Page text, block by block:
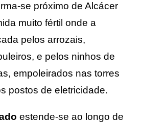
se próximo de Alcácer
muito fértil onde a
pelos arrozais,
e pelos ninhos de
empoleirados nas torres
postos de eletricidade.
estende-se ao longo de